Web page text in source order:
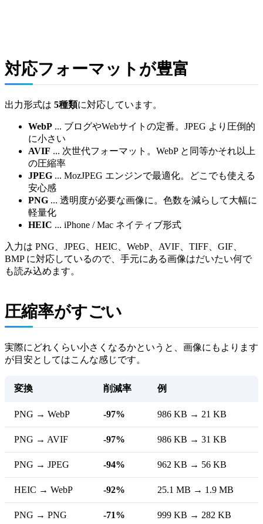
対応フォーマットが豊富
出力形式は 5種類に対応しています。
WebP ... ブログやWebサイトの定番。JPEG より圧倒的
に小さい
AVIF ... 次世代フォーマット。WebP と同等かそれ以上
の圧縮率
JPEG ... MozJPEG エンジンで最適化。どこでも使える
安心感
PNG ... 透明度が必要な画像に。色数を減らして大幅に
軽量化
HEIC ... iPhone / Mac ネイティブ形式
入力は PNG、JPEG、HEIC、WebP、AVIF、TIFF、GIF、
BMP に対応しているので、手元にある画像はだいたい何で
も読み込めます。
圧縮率がすごい
実際にどれくらい小さくなるかというと、画像にもよります
が目安としてはこんな感じです。
変換 削減率 例
PNG → WebP -97% 986 KB → 21 KB
PNG → AVIF -97% 986 KB → 31 KB
PNG → JPEG -94% 962 KB → 56 KB
HEIC → WebP -92% 25.1 MB → 1.9 MB
PNG → PNG -71% 999 KB → 282 KB